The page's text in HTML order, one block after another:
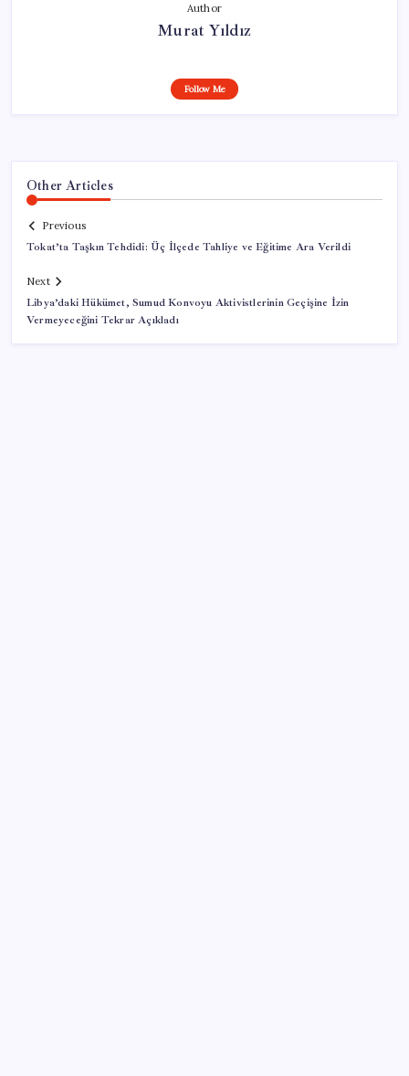
Author
Murat Yıldız
Follow Me
Other Articles
Previous
Tokat’ta Taşkın Tehdidi: Üç İlçede Tahliye ve Eğitime Ara Verildi
Next
Libya’daki Hükümet, Sumud Konvoyu Aktivistlerinin Geçişine İzin
Vermeyeceğini Tekrar Açıkladı